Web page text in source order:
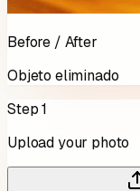
Before / After
Objeto eliminado
Step 1
Upload your photo